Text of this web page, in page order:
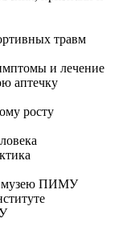
травм
и лечение
аптечку
росту
музею ПИМУ